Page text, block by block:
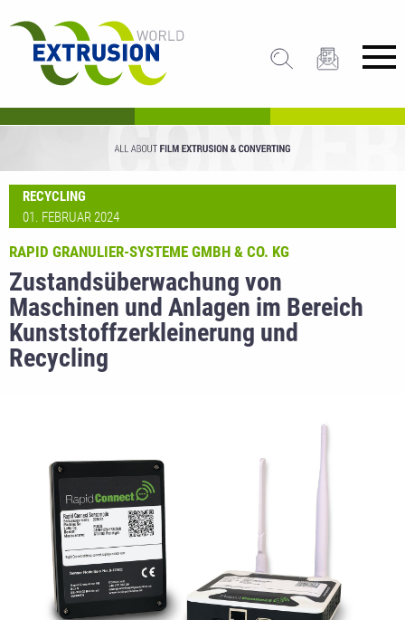
RECYCLING
01. FEBRUAR 2024
Zustandsüberwachung von
Maschinen und Anlagen im Bereich
Kunststoffzerkleinerung und
Recycling
RAPID GRANULIER-SYSTEME GMBH & CO. KG